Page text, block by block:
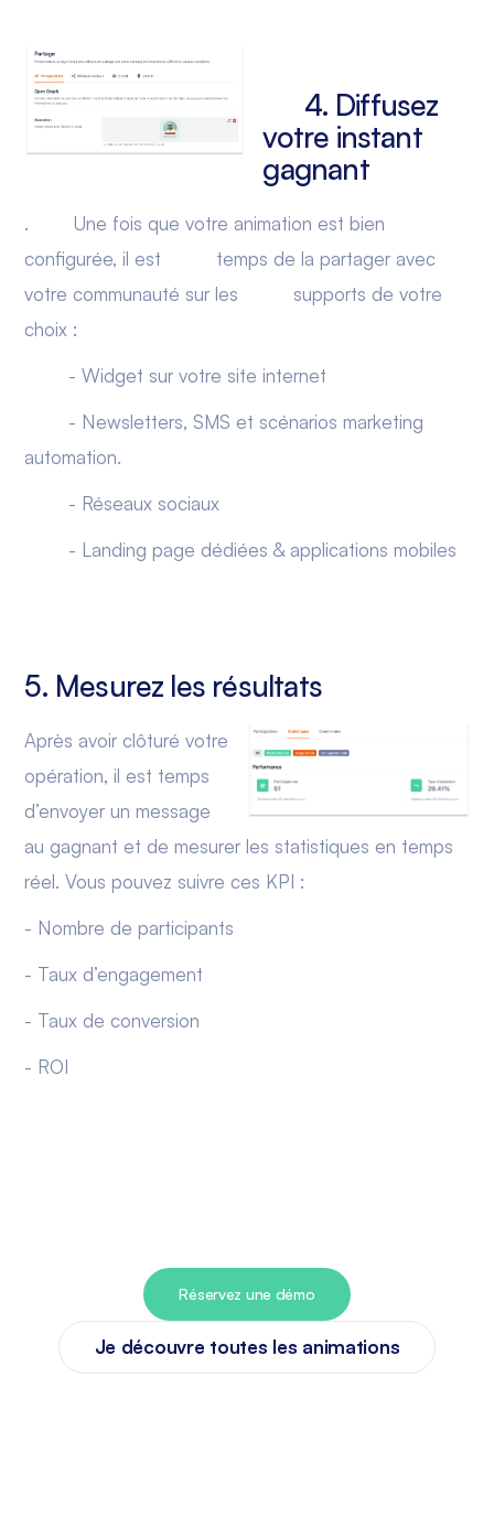
4. Diffusez
votre instant
gagnant
. Une fois que votre animation est bien
configurée, il est temps de la partager avec
votre communauté sur les supports de votre
choix :
- Widget sur votre site internet
- Newsletters, SMS et scénarios marketing
automation.
- Réseaux sociaux
- Landing page dédiées & applications mobiles
5. Mesurez les résultats
Après avoir clôturé votre
opération, il est temps
d’envoyer un message
au gagnant et de mesurer les statistiques en temps
réel. Vous pouvez suivre ces KPI :
- Nombre de participants
- Taux d’engagement
- Taux de conversion
- ROI
Réservez une démo
Je découvre toutes les animations